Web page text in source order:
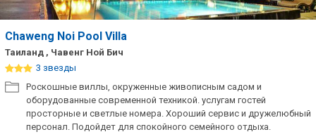
Chaweng Noi Pool Villa
Таиланд , Чавенг Ной Бич
3 звезды
Роскошные виллы, окруженные живописным садом и
оборудованные современной техникой. услугам гостей
просторные и светлые номера. Хороший сервис и дружелюбный
персонал. Подойдет для спокойного семейного отдыха.